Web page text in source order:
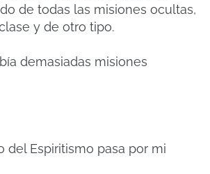
de todas las misiones ocultas,
y de otro tipo.
demasiadas misiones
del Espiritismo pasa por mi